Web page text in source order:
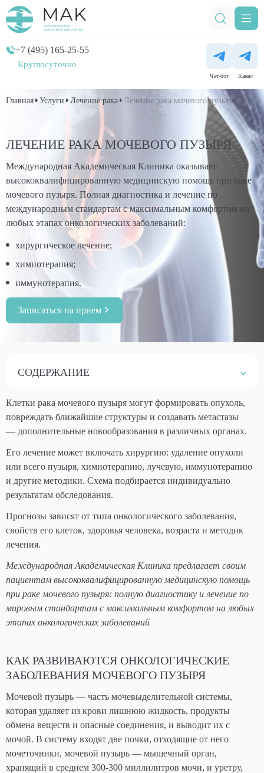
Круглосуточно
+7 (495) 165-25-55
Чат-бот Канал
Главная Услуги Лечение рака Лечение рака мочевого пузыря
ЛЕЧЕНИЕ РАКА МОЧЕВОГО ПУЗЫРЯ
Международная Академическая Клиника оказывает
высококвалифицированную медицинскую помощь при раке
мочевого пузыря. Полная диагностика и лечение по
международным стандартам с максимальным комфортом на
любых этапах онкологических заболеваний:
хирургическое лечение;
химиотерапия;
иммунотерапия.
Записаться на прием
СОДЕРЖАНИЕ
Клетки рака мочевого пузыря могут формировать опухоль,
повреждать ближайшие структуры и создавать метастазы
— дополнительные новообразования в различных органах.
Его лечение может включать хирургию: удаление опухоли
или всего пузыря, химиотерапию, лучевую, иммунотерапию
и другие методики. Схема подбирается индивидуально
результатам обследования.
Прогнозы зависят от типа онкологического заболевания,
свойств его клеток, здоровья человека, возраста и методик
лечения.
Международная Академическая Клиника предлагает своим
пациентам высококвалифицированную медицинскую помощь
при раке мочевого пузыря: полную диагностику и лечение по
мировым стандартам с максимальным комфортом на любых
этапах онкологических заболеваний
КАК РАЗВИВАЮТСЯ ОНКОЛОГИЧЕСКИЕ
ЗАБОЛЕВАНИЯ МОЧЕВОГО ПУЗЫРЯ
Мочевой пузырь — часть мочевыделительной системы,
которая удаляет из крови лишнюю жидкость, продукты
обмена веществ и опасные соединения, и выводит их с
мочой. В систему входят две почки, отходящие от него
мочеточники, мочевой пузырь — мышечный орган,
хранящий в среднем 300-300 миллилитров мочи, и уретру,